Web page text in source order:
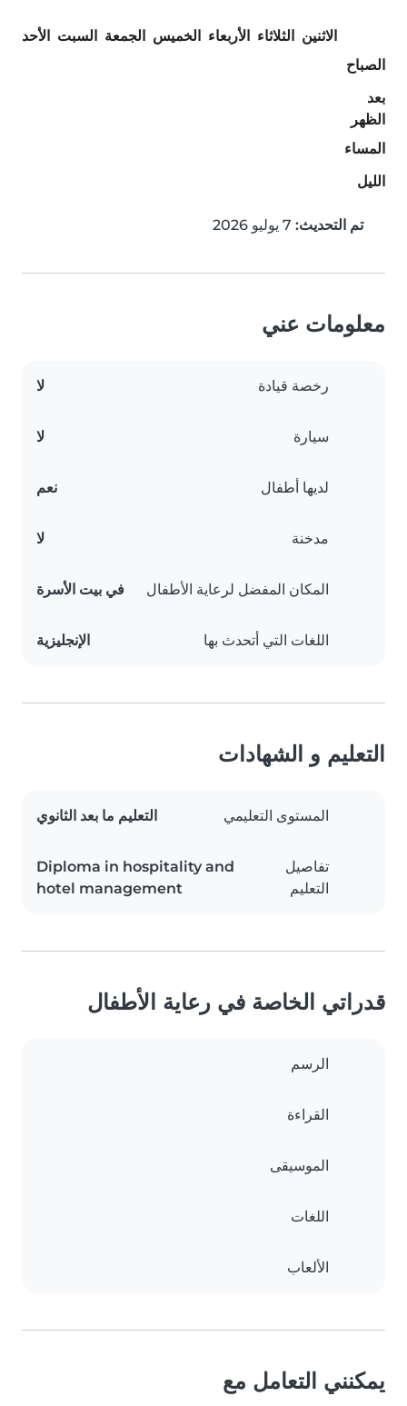
الاثنين الثلاثاء الأربعاء الخميس الجمعة السبت
الأحد
الصباح
بعد
الظهر
المساء
الليل
تم التحديث:
معلومات عني
رخصة قيادة لا
سيارة لا
لديها أطفال نعم
مدخنة لا
المكان المفضل لرعاية الأطفال في بيت الأسرة
اللغات التي أتحدث بها الإنجليزية
التعليم و الشهادات
المستوى التعليمي التعليم ما بعد الثانوي
تفاصيل
التعليم
Diploma in hospitality and
hotel management
قدراتي الخاصة في رعاية الأطفال
الرسم
القراءة
الموسيقى
اللغات
الألعاب
يمكنني التعامل مع